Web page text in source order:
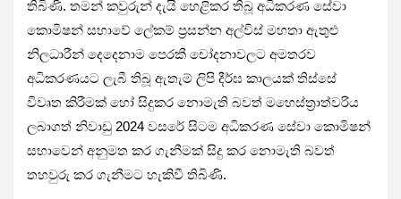
තිබිණි. තමන් කවුරුන් දැයි හෙළිකර තිබූ අධිකරණ සේවා
කොමිෂන් සභාවේ ලේකම් ප්‍රසන්න අල්විස් මහතා ඇතුළු
නිලධාරීන් දෙදෙනාම පෙරකී චෝදනාවලට අමතරව
අධිකරණයට ලැබී තිබූ ඇතැම් ලිපි දීර්ඝ කාලයක් තිස්සේ
විවෘත කිරීමක් හෝ සිදුකර නොමැති බවත් මහෙස්ත්‍රාත්වරිය
ලබාගත් නිවාඩු 2024 වසරේ සිටම අධිකරණ සේවා කොමිෂන්
සභාවෙන් අනුමත කර ගැනීමක් සිදු කර නොමැති බවත්
තහවුරු කර ගැනීමට හැකිවී තිබිණි.